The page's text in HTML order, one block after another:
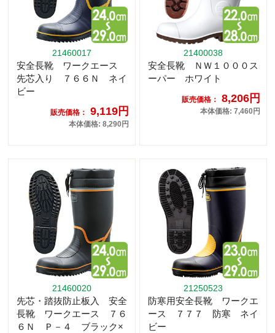
21460017
安全長靴 ワークエース
先芯入り ７６６Ｎ ネイ
ビー
販売価格： 9,119円
本体価格: 8,290円
21400038
安全長靴 ＮＷ１０００ス
ーパー ホワイト
販売価格： 8,206円
本体価格: 7,460円
21460020
先芯・踏抜防止板入 安全
長靴 ワークエース ７６
６Ｎ Ｐ－４ ブラック×
21250523
防寒用安全長靴 ワークエ
ース ７７７ 防寒 ネイ
ビー